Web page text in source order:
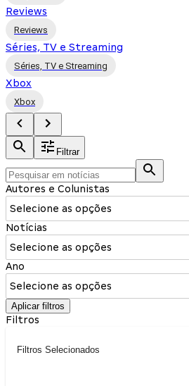
Reviews
Reviews
Séries, TV e Streaming
Séries, TV e Streaming
Xbox
Xbox
Filtrar
Autores e Colunistas
Selecione as opções
Notícias
Selecione as opções
Ano
Selecione as opções
Aplicar filtros
Filtros
Filtros Selecionados